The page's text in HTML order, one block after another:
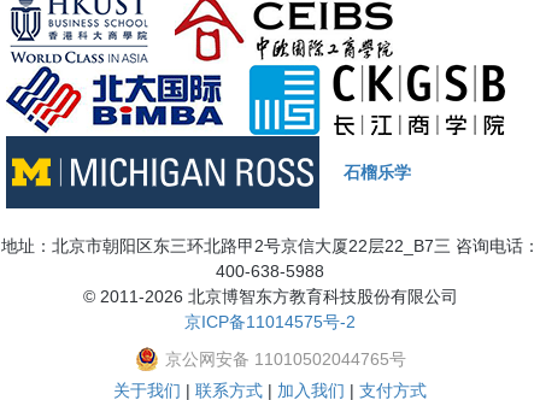
石榴乐学
地址：北京市朝阳区东三环北路甲2号京信大厦22层22_B7三 咨询电话：
400-638-5988
© 2011-2026 北京博智东方教育科技股份有限公司
京ICP备11014575号-2
京公网安备 11010502044765号
关于我们 | 联系方式 | 加入我们 | 支付方式